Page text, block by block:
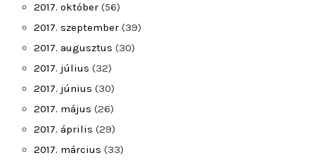
2017. október (56)
2017. szeptember (39)
2017. augusztus (30)
2017. július (32)
2017. június (30)
2017. május (26)
2017. április (29)
2017. március (33)